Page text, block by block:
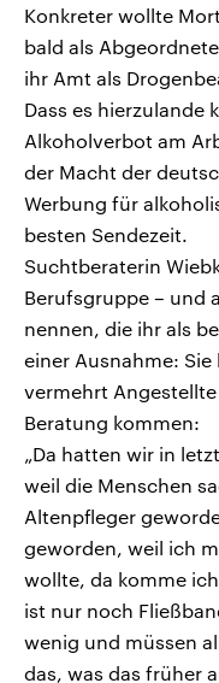
Konkreter wollte
bald als
ihr Amt als
Dass es hierzulande
Alkoholverbot am
der Macht der
Werbung für
besten Sendezeit.
Suchtberaterin
Berufsgruppe – und
nennen, die ihr als
einer Ausnahme:
vermehrt
Beratung kommen:
„Da hatten wir in
weil die Menschen
Altenpfleger
geworden, weil ich
wollte, da komme
ist nur noch
wenig und müssen
das, was das früher